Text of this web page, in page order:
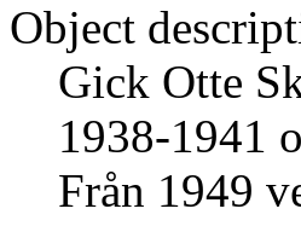
Object
Gick Otte
1938-1941
Från 1949